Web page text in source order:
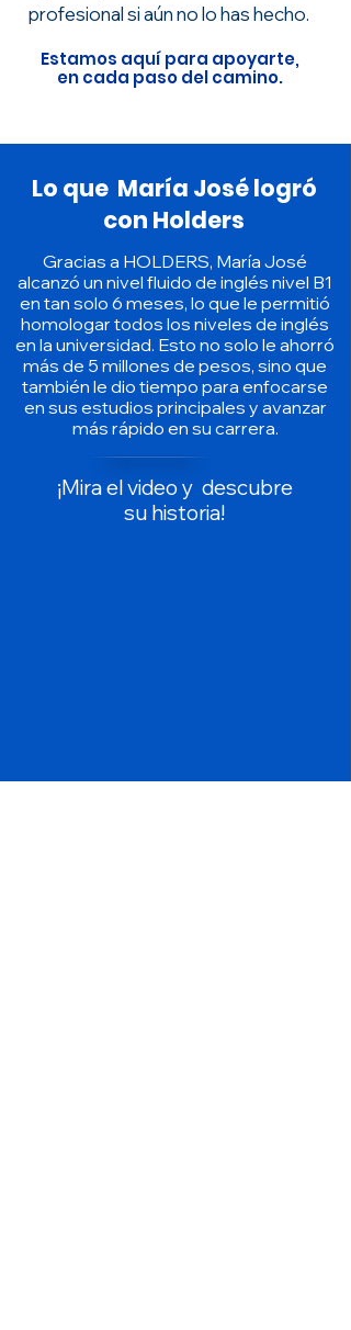
profesional si aún no lo has hecho.
Estamos aquí para apoyarte,
en cada paso del camino.
Lo que María José logró
con Holders
Gracias a HOLDERS, María José
alcanzó un nivel fluido de inglés nivel B1
en tan solo 6 meses, lo que le permitió
homologar todos los niveles de inglés
en la universidad. Esto no solo le ahorró
más de 5 millones de pesos, sino que
también le dio tiempo para enfocarse
en sus estudios principales y avanzar
más rápido en su carrera.
​¡Mira el video y descubre
su historia!